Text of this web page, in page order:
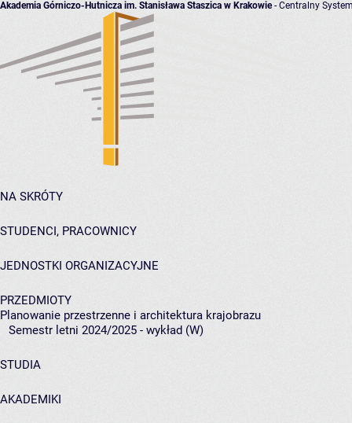
Akademia Górniczo-Hutnicza im. Stanisława Staszica w Krakowie- Centralny
NA SKRÓTY
STUDENCI, PRACOWNICY
JEDNOSTKI ORGANIZACYJNE
PRZEDMIOTY
Planowanie przestrzenne i architektura krajobrazu
Semestr letni 2024/2025 - wykład (W)
STUDIA
AKADEMIKI